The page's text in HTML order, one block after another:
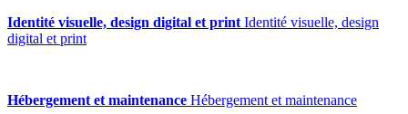
Identité visuelle, design digital et print Identité visuelle, design
digital et print
Hébergement et maintenance Hébergement et maintenance